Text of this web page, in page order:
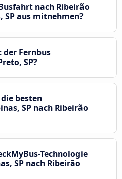
nach Ribeirão
SP aus mitnehmen?
Fernbus
SP?
besten
SP nach Ribeirão
Technologie
SP nach Ribeirão